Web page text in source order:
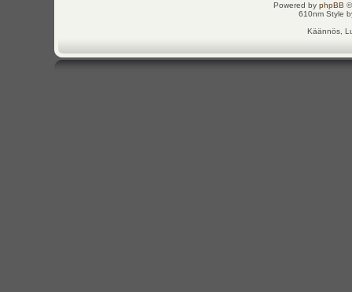
Powered by phpBB
610nm Style
Käännös,